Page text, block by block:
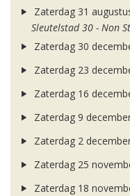
Zaterdag 31
Sleutelstad 30 - Non
Zaterdag 30
Zaterdag 23
Zaterdag 16
Zaterdag 9
Zaterdag 2
Zaterdag 25
Zaterdag 18